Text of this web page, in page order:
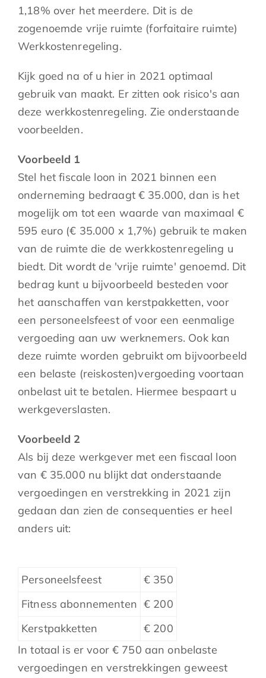
1,18% over het meerdere. Dit is de
zogenoemde vrije ruimte (forfaitaire ruimte)
Werkkostenregeling.
Kijk goed na of u hier in 2021 optimaal
gebruik van maakt. Er zitten ook risico's aan
deze werkkostenregeling. Zie onderstaande
voorbeelden.
Voorbeeld 1
Stel het fiscale loon in 2021 binnen een
onderneming bedraagt € 35.000, dan is het
mogelijk om tot een waarde van maximaal €
595 euro (€ 35.000 x 1,7%) gebruik te maken
van de ruimte die de werkkostenregeling u
biedt. Dit wordt de 'vrije ruimte' genoemd. Dit
bedrag kunt u bijvoorbeeld besteden voor
het aanschaffen van kerstpakketten, voor
een personeelsfeest of voor een eenmalige
vergoeding aan uw werknemers. Ook kan
deze ruimte worden gebruikt om bijvoorbeeld
een belaste (reiskosten)vergoeding voortaan
onbelast uit te betalen. Hiermee bespaart u
werkgeverslasten.
Voorbeeld 2
Als bij deze werkgever met een fiscaal loon
van € 35.000 nu blijkt dat onderstaande
vergoedingen en verstrekking in 2021 zijn
gedaan dan zien de consequenties er heel
anders uit:
Personeelsfeest
€ 350
Fitness abonnementen € 200
Kerstpakketten
€ 200
In totaal is er voor € 750 aan onbelaste
vergoedingen en verstrekkingen geweest